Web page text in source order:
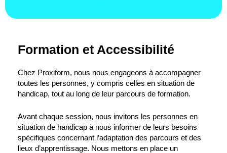
Formation et Accessibilité
Chez Proxiform, nous nous engageons à accompagner
toutes les personnes, y compris celles en situation de
handicap, tout au long de leur parcours de formation.
Avant chaque session, nous invitons les personnes en
situation de handicap à nous informer de leurs besoins
spécifiques concernant l’adaptation des parcours et des
lieux d’apprentissage. Nous mettons en place un